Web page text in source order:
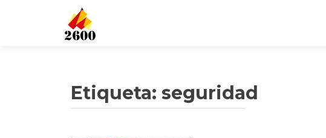
Etiqueta: seguridad